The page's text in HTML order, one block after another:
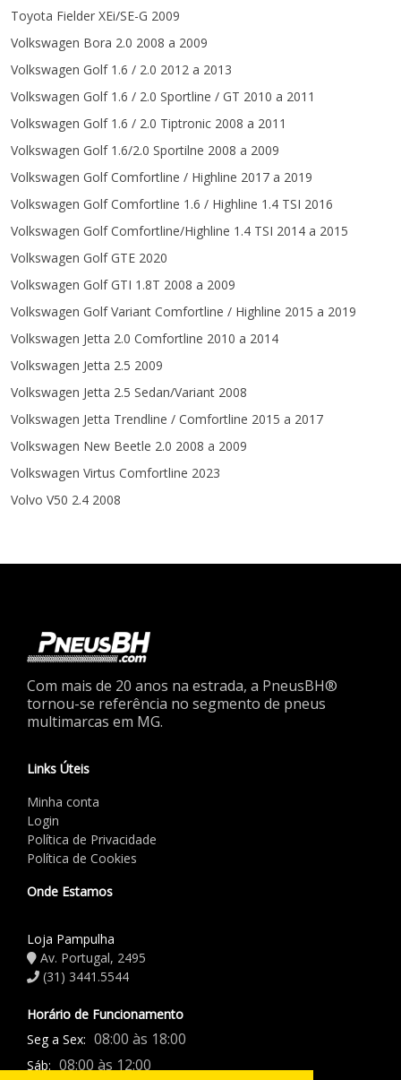
Toyota Fielder XEi/SE-G 2009
Volkswagen Bora 2.0 2008 a 2009
Volkswagen Golf 1.6 / 2.0 2012 a 2013
Volkswagen Golf 1.6 / 2.0 Sportline / GT 2010 a 2011
Volkswagen Golf 1.6 / 2.0 Tiptronic 2008 a 2011
Volkswagen Golf 1.6/2.0 Sportilne 2008 a 2009
Volkswagen Golf Comfortline / Highline 2017 a 2019
Volkswagen Golf Comfortline 1.6 / Highline 1.4 TSI 2016
Volkswagen Golf Comfortline/Highline 1.4 TSI 2014 a 2015
Volkswagen Golf GTE 2020
Volkswagen Golf GTI 1.8T 2008 a 2009
Volkswagen Golf Variant Comfortline / Highline 2015 a 2019
Volkswagen Jetta 2.0 Comfortline 2010 a 2014
Volkswagen Jetta 2.5 2009
Volkswagen Jetta 2.5 Sedan/Variant 2008
Volkswagen Jetta Trendline / Comfortline 2015 a 2017
Volkswagen New Beetle 2.0 2008 a 2009
Volkswagen Virtus Comfortline 2023
Volvo V50 2.4 2008
Com mais de 20 anos na estrada, a PneusBH®
tornou-se referência no segmento de pneus
multimarcas em MG.
Links Úteis
Minha conta
Login
Política de Privacidade
Política de Cookies
Onde Estamos
Loja Pampulha
Av. Portugal, 2495
(31) 3441.5544
Horário de Funcionamento
Seg a Sex: 08:00 às 18:00
Sáb: 08:00 às 12:00